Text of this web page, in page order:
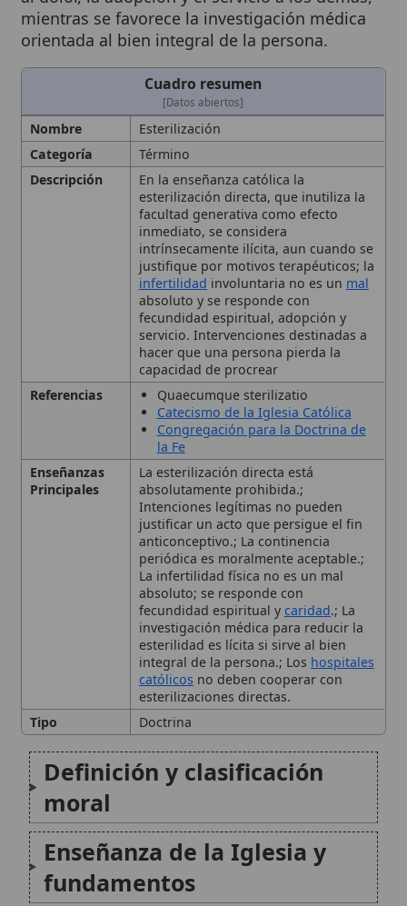
Cuadro resumen
[Datos abiertos]
Nombre
Esterilización
En la enseñanza católica la
esterilización directa, que inutiliza la
facultad generativa como efecto
inmediato, se considera
intrínsecamente ilícita, aun cuando se
justifique por motivos terapéuticos; la
infertilidadinvoluntaria no es unmal
absoluto y se responde con
fecundidad espiritual, adopción y
servicio. Intervenciones destinadas a
hacer que una persona pierda la
capacidad de procrear
Quaecumque sterilizatio
Catecismo de la Iglesia Católica
Congregación para la Doctrina de
la Fe
Principales
La esterilización directa está
absolutamente prohibida.;
Intenciones legítimas no pueden
justificar un acto que persigue el fin
anticonceptivo.; La continencia
periódica es moralmente aceptable.;
La infertilidad física no es un mal
absoluto; se responde con
fecundidad espiritual ycaridad.; La
investigación médica para reducir la
esterilidad es lícita si sirve al bien
integral de la persona.; Loshospitales
católicosno deben cooperar con
esterilizaciones directas.
Doctrina
Definición y clasificación
Enseñanza de la Iglesia y
fundamentos
Esterilización y regulación
natural: continencia
periódica
Aspectos médicos:
🙏 Bienvenido a Wikitólica
Esta enciclopedia es un recurso privado de referencia sin